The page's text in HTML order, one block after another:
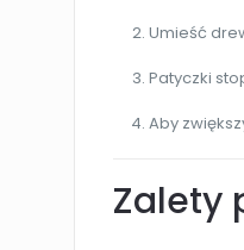
Umieść
Patyczki
Aby
Zalety